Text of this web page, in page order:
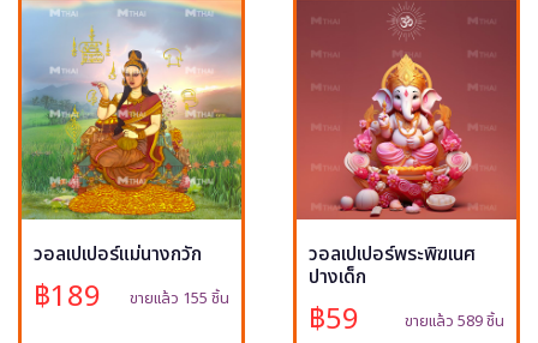
วอลเปเปอร์แม่นางกวัก
฿189 ขายแล้ว 155 ชิ้น
วอลเปเปอร์พระพิฆเนศ
ปางเด็ก
฿59 ขายแล้ว 589 ชิ้น